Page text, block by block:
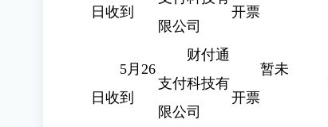
日收到
限公司
开票
5月26
日收到
财付通
支付科技有
限公司
暂未
开票